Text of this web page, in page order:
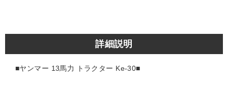
詳細説明
■ヤンマー 13馬力 トラクター Ke-30■